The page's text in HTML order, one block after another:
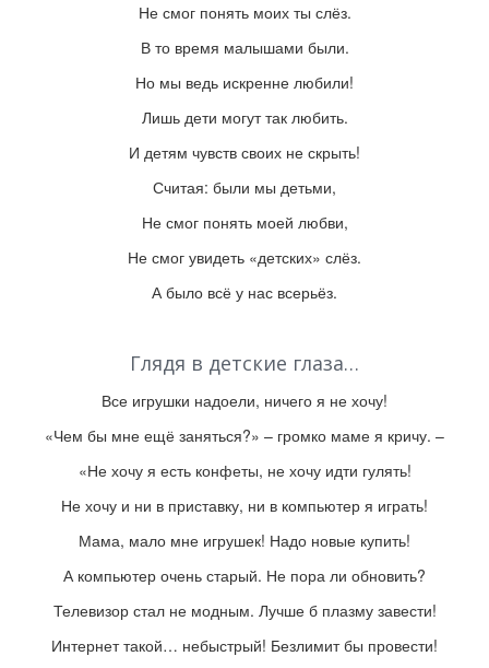
Не смог понять моих ты слёз.
В то время малышами были.
Но мы ведь искренне любили!
Лишь дети могут так любить.
И детям чувств своих не скрыть!
Считая: были мы детьми,
Не смог понять моей любви,
Не смог увидеть «детских» слёз.
А было всё у нас всерьёз.
Глядя в детские глаза…
Все игрушки надоели, ничего я не хочу!
«Чем бы мне ещё заняться?» – громко маме я кричу. –
«Не хочу я есть конфеты, не хочу идти гулять!
Не хочу и ни в приставку, ни в компьютер я играть!
Мама, мало мне игрушек! Надо новые купить!
А компьютер очень старый. Не пора ли обновить?
Телевизор стал не модным. Лучше б плазму завести!
Интернет такой… небыстрый! Безлимит бы провести!